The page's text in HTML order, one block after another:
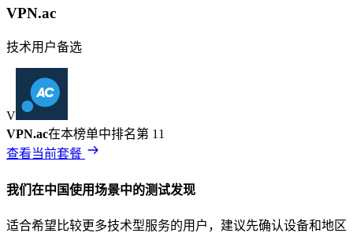
VPN.ac
技术用户备选
V
VPN.ac在本榜单中排名第 11
查看当前套餐
我们在中国使用场景中的测试发现
适合希望比较更多技术型服务的用户，建议先确认设备和地区